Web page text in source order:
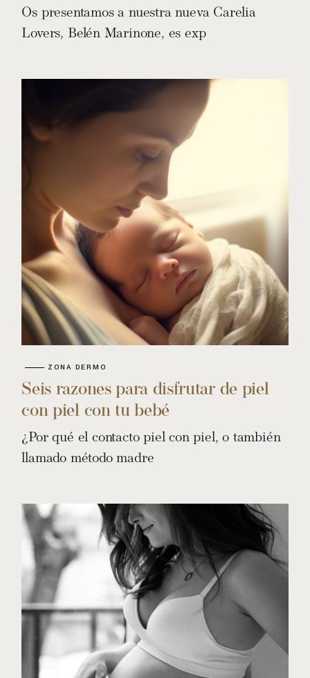
Os presentamos a nuestra nueva Carelia
Lovers, Belén Marinone, es exp
ZONA DERMO
Seis razones para disfrutar de piel
con piel con tu bebé
¿Por qué el contacto piel con piel, o también
llamado método madre